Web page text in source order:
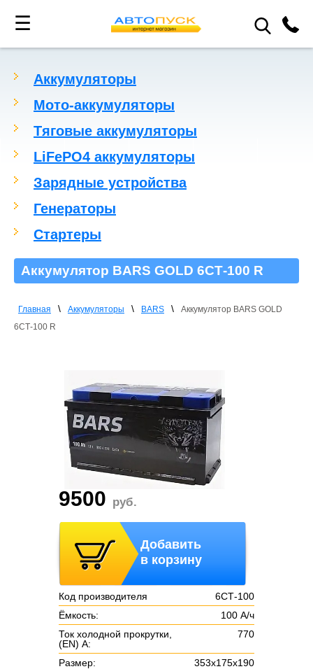
☰
Аккумуляторы
Мото-аккумуляторы
Тяговые аккумуляторы
LiFePO4 аккумуляторы
Зарядные устройства
Генераторы
Стартеры
Аккумулятор BARS GOLD 6СТ-100 R
Главная \ Аккумуляторы \ BARS \
Аккумулятор BARS GOLD
6СТ-100 R
9500 руб.
Добавить
в корзину
Код производителя
6СТ-100
Ёмкость:
100 А/ч
Ток холодной прокрутки,
(EN) А:
770
Размер:
353х175х190